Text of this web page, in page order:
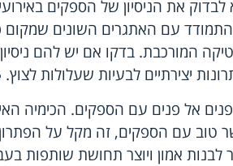
את הניסיון של הספקים
עם האתגרים השונים שמקום
המורכבת. בדקו אם יש להם
יצירתיים לבעיות שעלולות
אל פנים עם הספקים. הכימיה
טוב עם הספקים, זה מקל על הפתרון
לבנות אמון ויוצר תחושת שותפות